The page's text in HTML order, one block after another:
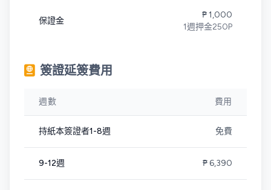
保證金
₱ 1,000
1週押金250P
簽證延簽費用
週數 費用
持紙本簽證者1-8週 免費
9-12週 ₱ 6,390